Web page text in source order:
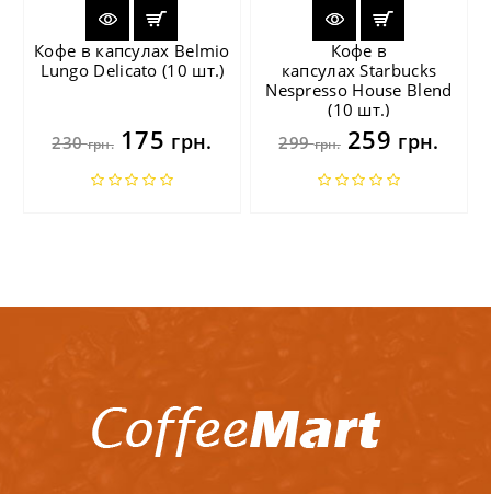
Кофе в капсулах Belmio
Lungo Delicato (10 шт.)
230грн.175 грн.
Кофе в
капсулах Starbucks
Nespresso House Blend
(10 шт.)
299грн.259 грн.